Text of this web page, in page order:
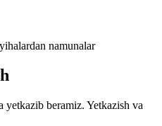
namunalar
beramiz. Yetkazish va